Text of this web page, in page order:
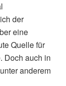
der
eine
Quelle für
Doch auch in
anderem